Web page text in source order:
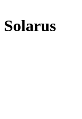
Solarus